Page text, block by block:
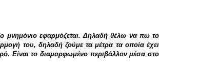
Το μνημόνιο εφαρμόζεται. Δηλαδή θέλω να πω το
του, δηλαδή ζούμε τα μέτρα τα οποία έχει
Είναι το διαμορφωμένο περιβάλλον μέσα στο